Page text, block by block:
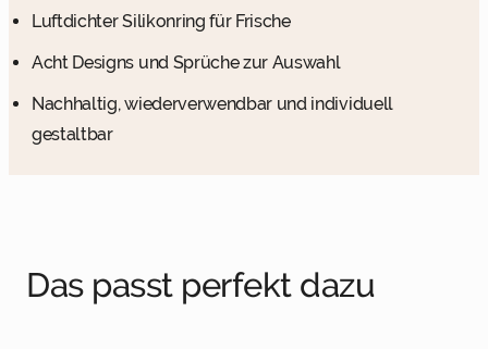
Luftdichter Silikonring für Frische
Acht Designs und Sprüche zur Auswahl
Nachhaltig, wiederverwendbar und individuell
gestaltbar
Das passt perfekt dazu